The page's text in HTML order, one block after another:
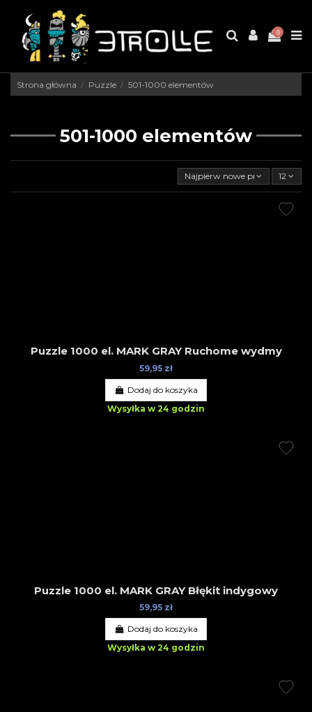
0
Strona główna Puzzle 501-1000 elementów
501-1000 elementów
Najpierw nowe produkty12
Puzzle 1000 el. MARK GRAY Ruchome wydmy
59,95 zł
Dodaj do koszyka
Wysyłka w 24 godzin
Puzzle 1000 el. MARK GRAY Błękit indygowy
59,95 zł
Dodaj do koszyka
Wysyłka w 24 godzin